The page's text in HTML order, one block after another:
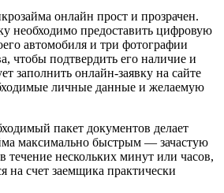
онлайн прост и прозрачен.
необходимо предоставить цифровую
автомобиля и три фотографии
чтобы подтвердить его наличие и
заполнить онлайн-заявку на сайте
личные данные и желаемую
пакет документов делает
максимально быстрым — зачастую
течение нескольких минут или часов,
на счет заемщика практически